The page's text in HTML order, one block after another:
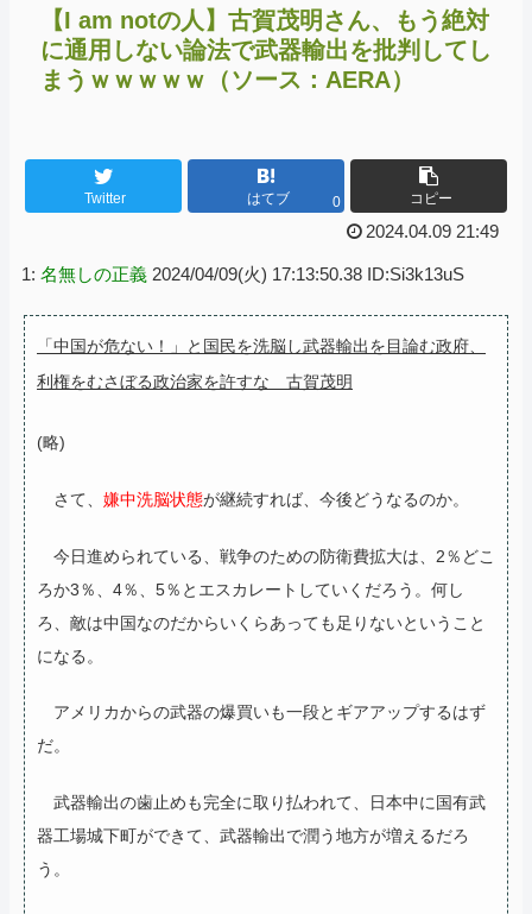
【I am notの人】古賀茂明さん、もう絶対
に通用しない論法で武器輸出を批判してし
まうｗｗｗｗｗ（ソース：AERA）
Twitter はてブ 0 コピー
2024.04.09 21:49
1: 名無しの正義 2024/04/09(火) 17:13:50.38 ID:Si3k13uS
「中国が危ない！」と国民を洗脳し武器輸出を目論む政府、
利権をむさぼる政治家を許すな 古賀茂明
(略)
さて、 嫌中洗脳状態が継続すれば、今後どうなるのか。
今日進められている、戦争のための防衛費拡大は、2％どこ
ろか3％、4％、5％とエスカレートしていくだろう。何し
ろ、敵は中国なのだからいくらあっても足りないということ
になる。
アメリカからの武器の爆買いも一段とギアアップするはず
だ。
武器輸出の歯止めも完全に取り払われて、日本中に国有武
器工場城下町ができて、武器輸出で潤う地方が増えるだろ
う。